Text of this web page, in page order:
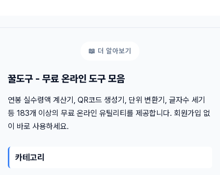
꿀도구 - 무료 온라인 도구 모음
연봉 실수령액 계산기, QR코드 생성기, 단위 변환기, 글자수 세기
등 183개 이상의 무료 온라인 유틸리티를 제공합니다. 회원가입 없
이 바로 사용하세요.
카테고리